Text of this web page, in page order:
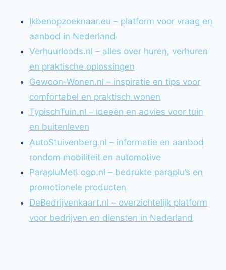
Ikbenopzoeknaar.eu – platform voor vraag en
aanbod in Nederland
Verhuurloods.nl – alles over huren, verhuren
en praktische oplossingen
Gewoon-Wonen.nl – inspiratie en tips voor
comfortabel en praktisch wonen
TypischTuin.nl – ideeën en advies voor tuin
en buitenleven
AutoStuivenberg.nl – informatie en aanbod
rondom mobiliteit en automotive
ParapluMetLogo.nl – bedrukte paraplu’s en
promotionele producten
DeBedrijvenkaart.nl – overzichtelijk platform
voor bedrijven en diensten in Nederland